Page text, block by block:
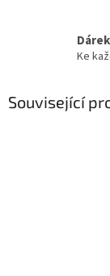
Ke
Související